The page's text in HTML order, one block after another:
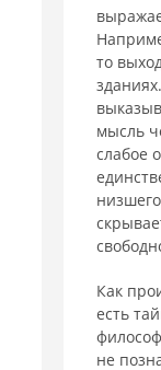
то
мысль
слабое
Как
есть
не